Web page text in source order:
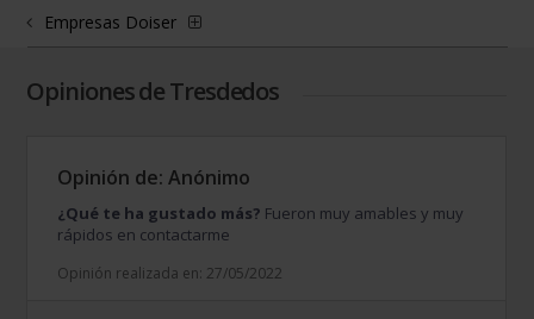
Empresas Doiser
Opiniones de Tresdedos
Opinión de: Anónimo
¿Qué te ha gustado más? Fueron muy amables y muy
rápidos en contactarme
Opinión realizada en: 27/05/2022